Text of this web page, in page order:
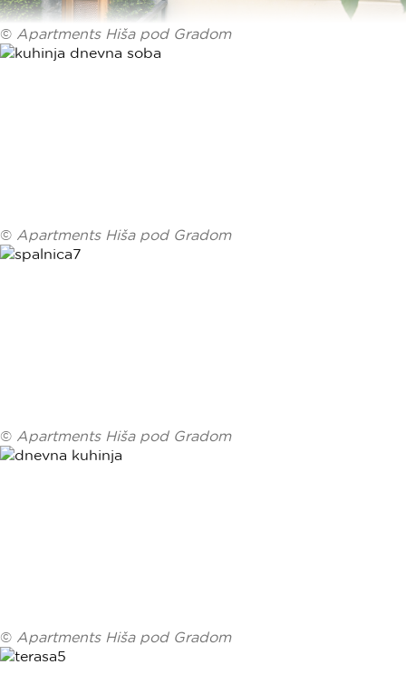
© Apartments Hiša pod Gradom
© Apartments Hiša pod Gradom
© Apartments Hiša pod Gradom
© Apartments Hiša pod Gradom